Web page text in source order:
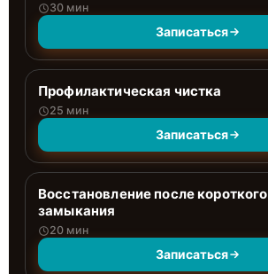
30 мин
Записаться
Профилактическая чистка
25 мин
Записаться
Восстановление после короткого
замыкания
20 мин
Записаться